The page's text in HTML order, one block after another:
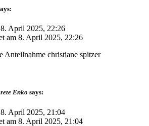
8. April 2025, 22:26
am 8. April 2025, 22:26
Anteilnahme christiane spitzer
Enko says:
8. April 2025, 21:04
am 8. April 2025, 21:04